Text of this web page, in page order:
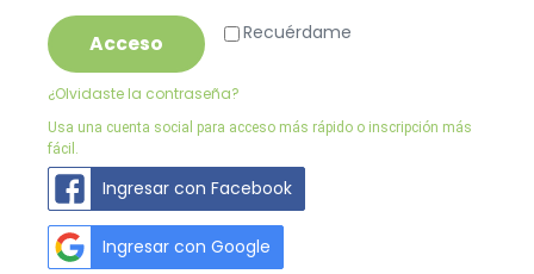
Recuérdame
Acceso
¿Olvidaste la contraseña?
Usa una cuenta social para acceso más rápido o inscripción más
fácil.
Ingresar con Facebook
Ingresar con Google